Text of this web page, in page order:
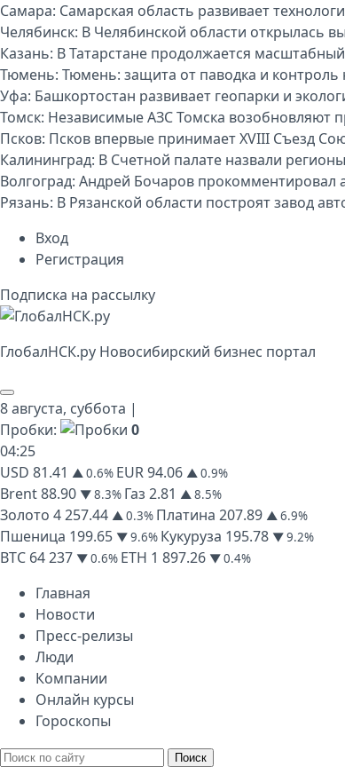
Самара: Самарская область развивает
Челябинск: В Челябинской области открылась
Казань: В Татарстане продолжается
Тюмень: Тюмень: защита от паводка и контроль
Уфа: Башкортостан развивает геопарки и
Томск: Независимые АЗС Томска возобновляют
Псков: Псков впервые принимает XVIII Съезд
Калининград: В Счетной палате назвали
Волгоград: Андрей Бочаров прокомментировал
Рязань: В Рязанской области построят завод
Вход
Регистрация
Подписка на рассылку
ГлобалНСК.py Новосибирский бизнес портал
8 августа, суббота |
Пробки:
0
04:25
USD 81.41 ▲ 0.6% EUR94.06 ▲ 0.9%
Brent88.90 ▼ 8.3% Газ 2.81 ▲ 8.5%
Золото 4 257.44 ▲ 0.3% Платина 207.89 ▲ 6.9%
Пшеница 199.65 ▼ 9.6% Кукуруза 195.78 ▼ 9.2%
BTC 64 237 ▼ 0.6% ETH 1 897.26 ▼ 0.4%
Главная
Новости
Пресс-релизы
Люди
Компании
Онлайн курсы
Гороскопы
Поиск